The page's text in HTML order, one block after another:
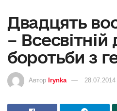
Двадцять
– Всесвітній
боротьби з
Автор Irynka 28.07.2014